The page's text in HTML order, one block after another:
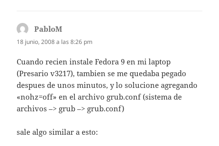
PabloM
18 junio, 2008 a las 8:26 pm
Cuando recien instale Fedora 9 en mi laptop
(Presario v3217), tambien se me quedaba pegado
despues de unos minutos, y lo solucione agregando
«nohz=off» en el archivo grub.conf (sistema de
archivos –> grub –> grub.conf)
sale algo similar a esto: